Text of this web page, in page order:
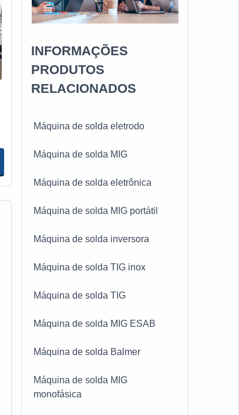
INFORMAÇÕES
PRODUTOS
RELACIONADOS
Máquina de solda eletrodo
Máquina de solda MIG
Máquina de solda eletrônica
Máquina de solda MIG portátil
Máquina de solda inversora
Máquina de solda TIG inox
Máquina de solda TIG
Máquina de solda MIG ESAB
Máquina de solda Balmer
Máquina de solda MIG
monofásica